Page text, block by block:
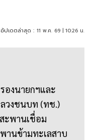
อัปเดตล่าสุด : 11 พ.ค. 69 | 10:26 น.
องนายกฯและ
วงชนบท (ทช.)
ะพานเชื่อม
านข้ามทะเลสาบ